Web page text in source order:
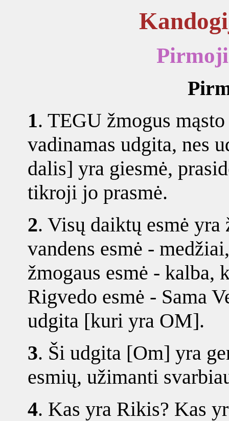
1. TEGU žmogus
vadinamas udgita, nes
dalis] yra giesmė,
tikroji jo prasmė.
2. Visų daiktų esmė yra
vandens esmė -
žmogaus esmė - kalba,
Rigvedo esmė - Sama
udgita [kuri yra OM].
3. Ši udgita [Om] yra
esmių, užimanti
4. Kas yra Rikis? Kas